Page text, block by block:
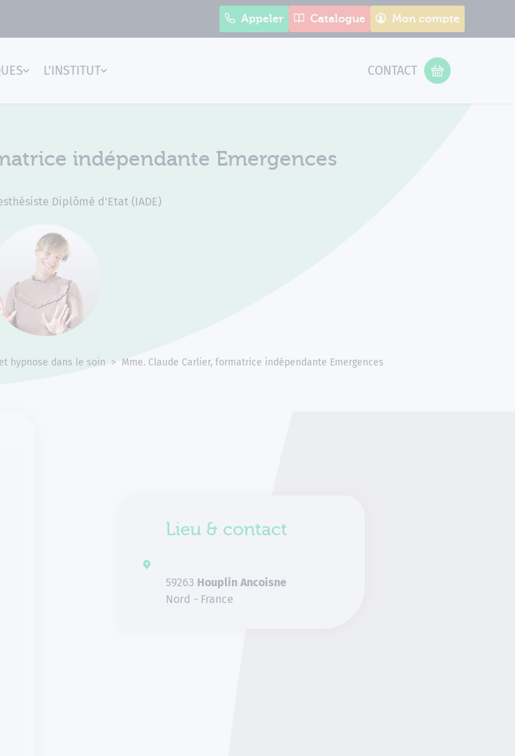
Appeler Catalogue Mon compte
L'INSTITUT CONTACT
VOTRE PANIER
indépendante Emergences
Diplômé d'Etat (IADE)
hypnose dans le soin Mme. Claude Carlier, formatrice indépendante Emergences
Lieu & contact
59263 Houplin Ancoisne
Nord - France